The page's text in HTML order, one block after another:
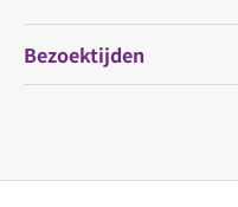
Bezoektijden